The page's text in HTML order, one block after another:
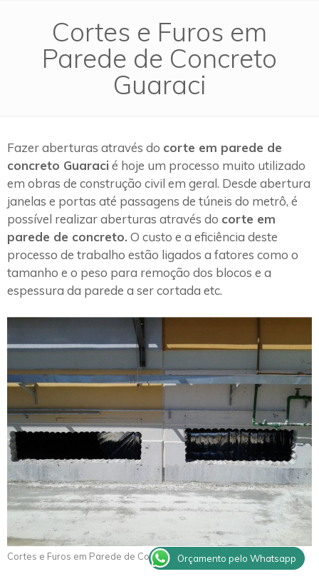
Cortes e Furos em
Parede de Concreto
Guaraci
Fazer aberturas através do corte em parede de
concreto Guaraci é hoje um processo muito utilizado
em obras de construção civil em geral. Desde abertura
janelas e portas até passagens de túneis do metrô, é
possível realizar aberturas através do corte em
parede de concreto. O custo e a eficiência deste
processo de trabalho estão ligados a fatores como o
tamanho e o peso para remoção dos blocos e a
espessura da parede a ser cortada etc.
Cortes e Furos em Parede de Concreto GuaraciOrçamento pelo Whatsapp